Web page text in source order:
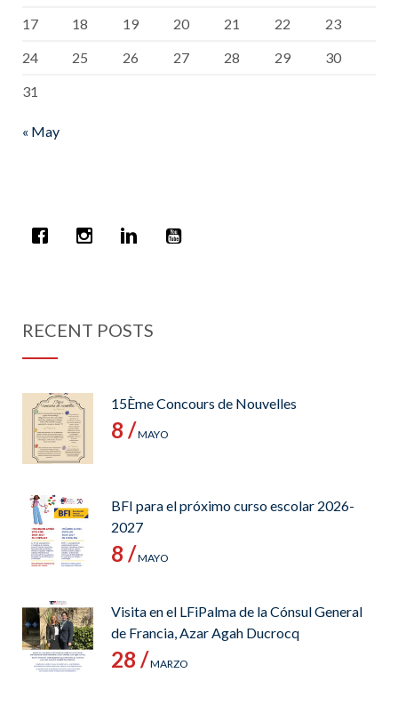
17 18 19 20 21 22
23
24
25 26 27 28 29
30
31
« May
RECENT POSTS
15Ème Concours de Nouvelles
8 /MAYO
BFI para el próximo curso escolar 2026-
2027
8 /MAYO
Visita en el LFiPalma de la Cónsul General
de Francia, Azar Agah Ducrocq
28 /MARZO